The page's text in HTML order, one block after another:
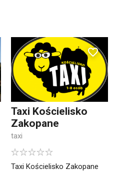
Taxi Kościelisko
Zakopane
taxi
Taxi Kościelisko Zakopane